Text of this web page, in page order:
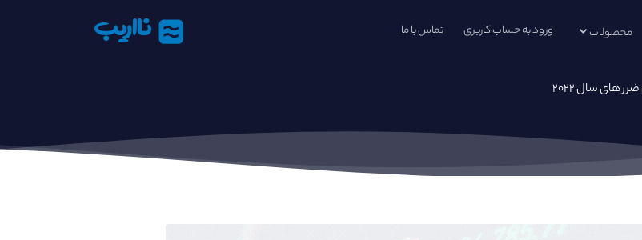
محصولات ورود به حساب کاربری تماس با ما نااریب